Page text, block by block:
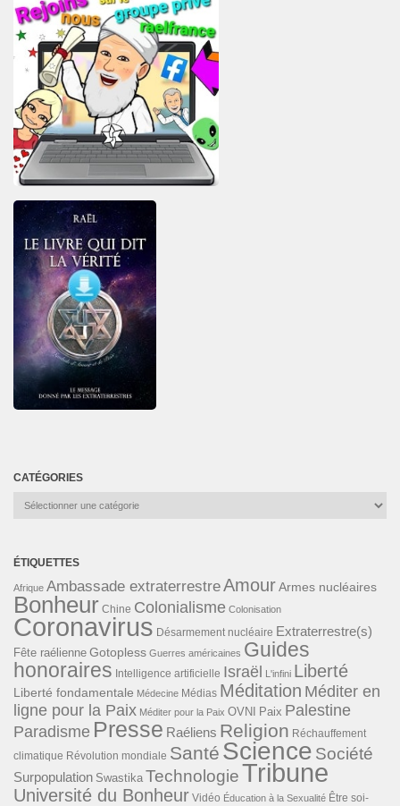
CATÉGORIES
Catégories
ÉTIQUETTES
Afrique Ambassade extraterrestreAmourArmes nucléaires
Bonheur Chine Colonialisme Colonisation
Coronavirus Désarmement nucléaire Extraterrestre(s)
Fête raélienne Gotopless Guerres américaines Guides
honoraires Intelligence artificielle Israël L'infini Liberté
Liberté fondamentale Médecine Médias Méditation Méditer en
ligne pour la Paix Méditer pour la Paix OVNI Paix Palestine
Paradisme Presse Raéliens Religion Réchauffement
climatique Révolution mondiale Santé Science Société
Surpopulation Swastika TechnologieTribune
Université du Bonheur Vidéo Éducation à la Sexualité Être soi-